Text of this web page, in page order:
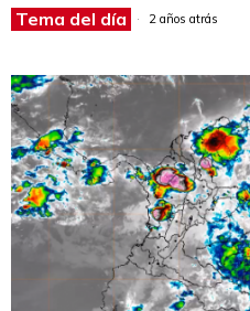
Tema del día 2 años atrás